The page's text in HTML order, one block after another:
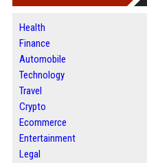
Health
Finance
Automobile
Technology
Travel
Crypto
Ecommerce
Entertainment
Legal